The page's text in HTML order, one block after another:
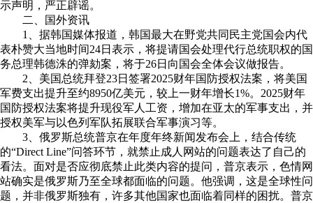
示声明，严正辟谣。
二、国外资讯
1、据韩国媒体报道，韩国最大在野党共同民主党国会内代
表朴赞大当地时间24日表示，将提请国会处理代行总统职权的国
务总理韩德洙的弹劾案，将于26日向国会全体会议做报告。
2、美国总统拜登23日签署2025财年国防授权法案，将美国
军费支出提升至约8950亿美元，较上一财年增长1%。2025财年
国防授权法案将提升现役军人工资，增加在亚太的军事支出，并
授权美军与以色列军队拓展联合军事演习等。
3、俄罗斯总统普京在年度年终新闻发布会上，结合传统
的“Direct Line”问答环节，就禁止成人网站的问题表达了自己的
看法。面对是否应彻底禁止此类内容的提问，普京表示，色情网
站确实是俄罗斯乃至全球都面临的问题。他强调，这是全球性问
题，并非俄罗斯独有，许多其他国家也面临着同样的困扰。普京